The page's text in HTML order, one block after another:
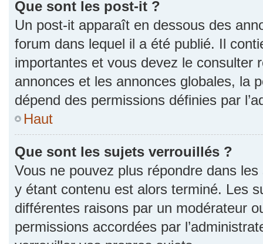
Que sont les post-it ?
Un post-it apparaît en dessous des
forum dans lequel il a été publié. Il
importantes et vous devez le consulter
annonces et les annonces globales, la
dépend des permissions définies par
Haut
Que sont les sujets verrouillés ?
Vous ne pouvez plus répondre dans
y étant contenu est alors terminé. Les
différentes raisons par un modérateur
permissions accordées par